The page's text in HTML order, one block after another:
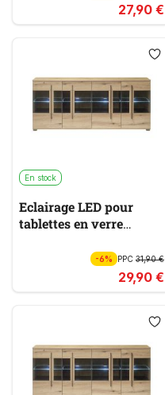
27,90 €
En stock
Eclairage LED pour
tablettes en verre
-6% PPC 31,90 €
29,90 €